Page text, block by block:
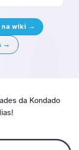
na wiki →
→
da Kondado